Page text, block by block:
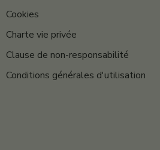
Cookies
Charte vie privée
Clause de non-responsabilité
Conditions générales d'utilisation